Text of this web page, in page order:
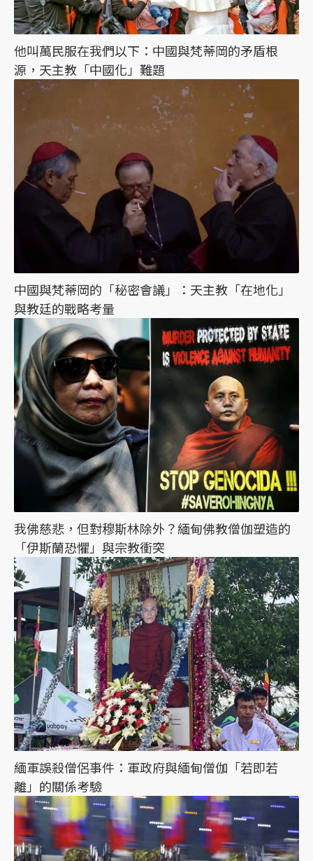
他叫萬民服在我們以下：中國與梵蒂岡的矛盾根
源，天主教「中國化」難題
中國與梵蒂岡的「秘密會議」：天主教「在地化」
與教廷的戰略考量
我佛慈悲，但對穆斯林除外？緬甸佛教僧伽塑造的
「伊斯蘭恐懼」與宗教衝突
緬軍誤殺僧侶事件：軍政府與緬甸僧伽「若即若
離」的關係考驗